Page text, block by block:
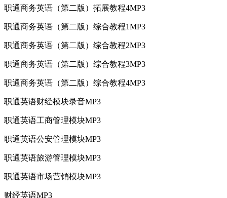
职通商务英语（第二版）拓展教程4MP3
职通商务英语（第二版）综合教程1MP3
职通商务英语（第二版）综合教程2MP3
职通商务英语（第二版）综合教程3MP3
职通商务英语（第二版）综合教程4MP3
职通英语财经模块录音MP3
职通英语工商管理模块MP3
职通英语公安管理模块MP3
职通英语旅游管理模块MP3
职通英语市场营销模块MP3
财经英语MP3